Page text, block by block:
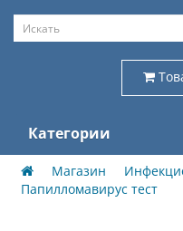
Категории
Магазин
Папилломавирус тест